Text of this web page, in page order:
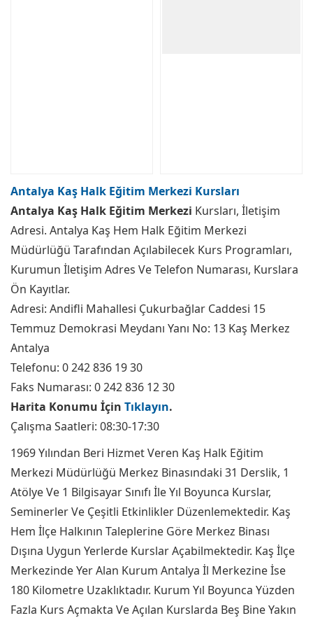
Antalya Kaş Halk Eğitim Merkezi Kursları
Antalya Kaş Halk Eğitim Merkezi Kursları, İletişim
Adresi. Antalya Kaş Hem Halk Eğitim Merkezi
Müdürlüğü Tarafından Açılabilecek Kurs Programları,
Kurumun İletişim Adres Ve Telefon Numarası, Kurslara
Ön Kayıtlar.
Adresi: Andifli Mahallesi Çukurbağlar Caddesi 15
Temmuz Demokrasi Meydanı Yanı No: 13 Kaş Merkez
Antalya
Telefonu: 0 242 836 19 30
Faks Numarası: 0 242 836 12 30
Harita Konumu İçin Tıklayın.
Çalışma Saatleri: 08:30-17:30
1969 Yılından Beri Hizmet Veren Kaş Halk Eğitim
Merkezi Müdürlüğü Merkez Binasındaki 31 Derslik, 1
Atölye Ve 1 Bilgisayar Sınıfı İle Yıl Boyunca Kurslar,
Seminerler Ve Çeşitli Etkinlikler Düzenlemektedir. Kaş
Hem İlçe Halkının Taleplerine Göre Merkez Binası
Dışına Uygun Yerlerde Kurslar Açabilmektedir. Kaş İlçe
Merkezinde Yer Alan Kurum Antalya İl Merkezine İse
180 Kilometre Uzaklıktadır. Kurum Yıl Boyunca Yüzden
Fazla Kurs Açmakta Ve Açılan Kurslarda Beş Bine Yakın